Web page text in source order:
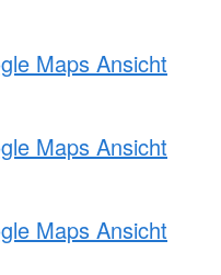
Maps Ansicht
Maps Ansicht
Maps Ansicht